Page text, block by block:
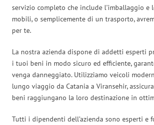
servizio completo che include l’imballaggio e
mobili, o semplicemente di un trasporto,
per te.
La nostra azienda dispone di addetti esperti
i tuoi beni in modo sicuro ed efficiente,
venga danneggiato. Utilizziamo veicoli
lungo viaggio da Catania a Viransehir,
beni raggiungano la loro destinazione in
Tutti i dipendenti dell’azienda sono esperti e